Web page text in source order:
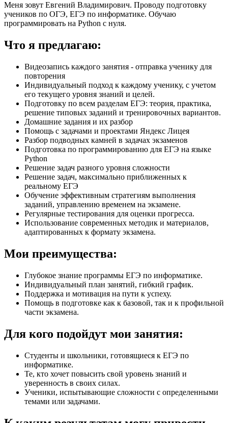
Меня зовут Евгений Владимирович. Проводу подготовку
учеников по ОГЭ, ЕГЭ по информатике. Обучаю
программировать на Python с нуля.
Что я предлагаю:
Видеозапись каждого занятия - отправка ученику для
повторения
Индивидуальный подход к каждому ученику, с учетом
его текущего уровня знаний и целей.
Подготовку по всем разделам ЕГЭ: теория, практика,
решение типовых заданий и тренировочных вариантов.
Домашние задания и их разбор
Помощь с задачами и проектами Яндекс Лицея
Разбор подводных камней в задачах экзаменов
Подготовка по программированию для ЕГЭ на языке
Python
Решение задач разного уровня сложности
Решение задач, максимально приближенных к
реальному ЕГЭ
Обучение эффективным стратегиям выполнения
заданий, управлению временем на экзамене.
Регулярные тестирования для оценки прогресса.
Использование современных методик и материалов,
адаптированных к формату экзамена.
Мои преимущества:
Глубокое знание программы ЕГЭ по информатике.
Индивидуальный план занятий, гибкий график.
Поддержка и мотивация на пути к успеху.
Помощь в подготовке как к базовой, так и к профильной
части экзамена.
Для кого подойдут мои занятия:
Студенты и школьники, готовящиеся к ЕГЭ по
информатике.
Те, кто хочет повысить свой уровень знаний и
уверенность в своих силах.
Ученики, испытывающие сложности с определенными
темами или задачами.